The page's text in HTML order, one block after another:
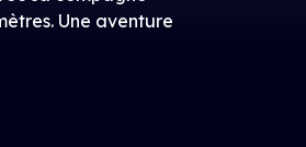
Une aventure